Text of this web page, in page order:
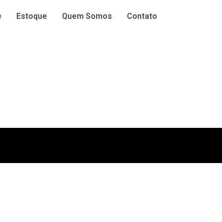
Estoque Quem Somos Contato